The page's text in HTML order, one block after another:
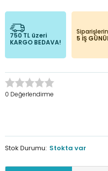
750 TL üzeri
KARGO BEDAVA!
5 İŞ
0 Değerlendirme
Stok Durumu: Stokta var